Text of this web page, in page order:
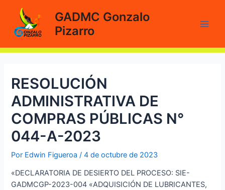
contenido
GADMC Gonzalo
Pizarro
RESOLUCIÓN
ADMINISTRATIVA DE
COMPRAS PÚBLICAS N°
044-A-2023
Por Edwin Figueroa/4 de octubre de 2023
«DECLARATORIA DE DESIERTO DEL PROCESO: SIE-
GADMCGP-2023-004 «ADQUISICIÓN DE LUBRICANTES,